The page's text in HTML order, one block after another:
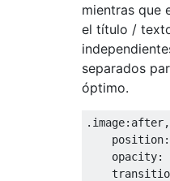
mientras que
el título /
separados
óptimo.
. image: after,
    position
:
    opacity
: